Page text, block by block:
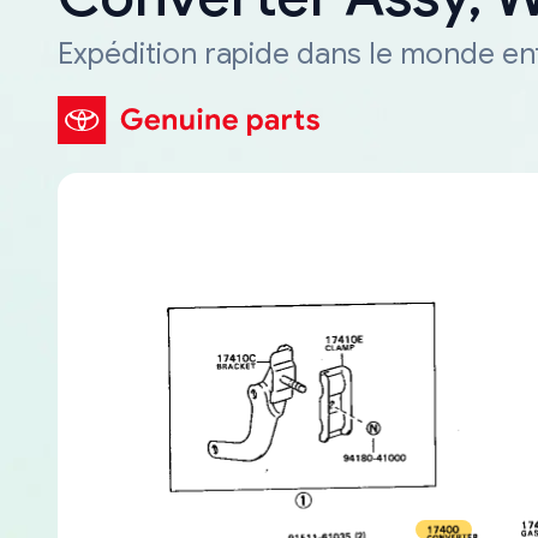
Expédition rapide dans le monde